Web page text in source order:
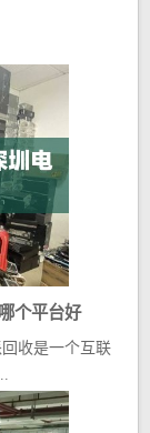
个平台好
收是一个互联